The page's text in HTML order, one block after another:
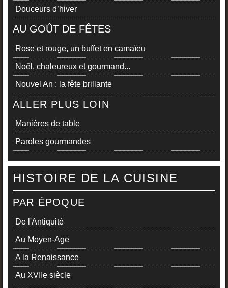
Douceurs d’hiver
AU GOÛT DE FÊTES
Rose et rouge, un buffet en camaïeu
Noël, chaleureux et gourmand...
Nouvel An : la fête brillante
ALLER PLUS LOIN
Manières de table
Paroles gourmandes
HISTOIRE DE LA CUISINE
PAR ÉPOQUE
De l'Antiquité
Au Moyen-Age
A la Renaissance
Au XVIIe siècle